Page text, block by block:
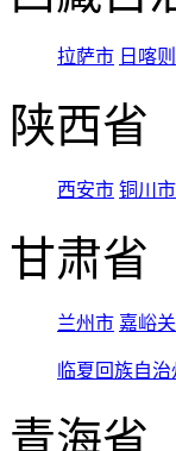
拉萨市 日喀
陕西省
西安市 铜川市
甘肃省
兰州市 嘉峪
临夏回族自治
青海省